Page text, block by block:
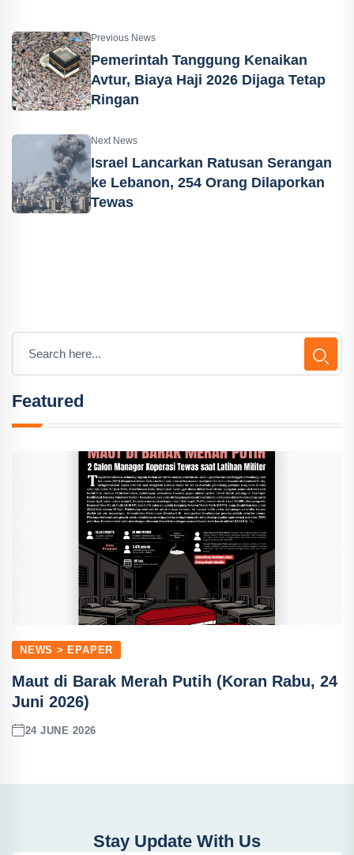
Previous News
Pemerintah Tanggung Kenaikan
Avtur, Biaya Haji 2026 Dijaga Tetap
Ringan
Next News
Israel Lancarkan Ratusan Serangan
ke Lebanon, 254 Orang Dilaporkan
Tewas
Featured
NEWS > EPAPER
Maut di Barak Merah Putih (Koran Rabu, 24
Juni 2026)
24 JUNE 2026
Stay Update With Us